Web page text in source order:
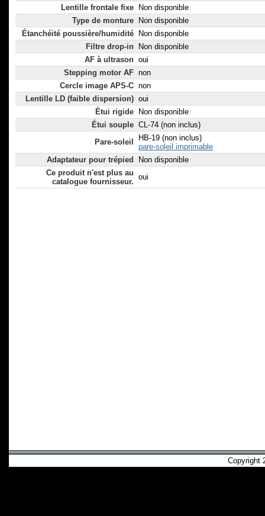
Lentille frontale fixe
Non disponible
Type de monture
Non disponible
Étanchéité poussière/humidité
Non disponible
Filtre drop-in
Non disponible
AF à ultrason oui
Stepping motor AF non
Cercle image APS-C non
Lentille LD (faible dispersion) oui
Étui rigide
Non disponible
Étui souple CL-74 (non inclus)
Pare-soleil
HB-19 (non inclus)
pare-soleil imprimable
Adaptateur pour trépied
Non disponible
Ce produit n'est plus au
catalogue fournisseur.
oui
Copyright